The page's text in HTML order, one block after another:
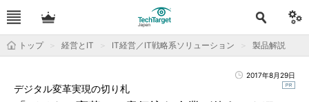
トップ 経営とIT IT経営／IT戦略系ソリューション 製品解説
2017年8月29日
デジタル変革実現の切り札